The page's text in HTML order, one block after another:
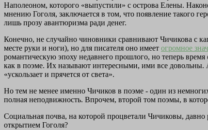
Наполеоном, которого «выпустили» с острова Елены.
мнению Гоголя, заключается в том, что появление такого
лишь прозу авантюризма ради денег.
Конечно, не случайно чиновники сравнивают Чичикова с
месте руки и ноги), но для писателя оно имеет огромное
романтическую эпоху недавнего прошлого, но теперь
как в поэме. Их называют интересными, ими все довольны.
«ускользает и прячется от света».
Но тем не менее именно Чичиков в поэме - один из
полная неподвижность. Впрочем, второй том поэмы, в
Социальная почва, на которой процветали Чичиковы,
открытием Гоголя?